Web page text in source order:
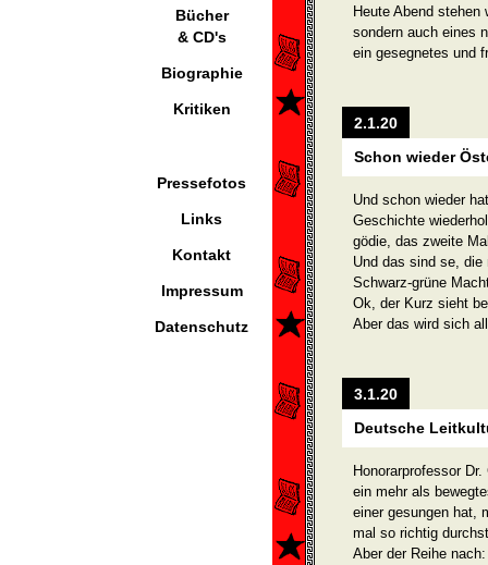
Bücher
& CD's
Biographie
Kritiken
Pressefotos
Links
Kontakt
Impressum
Datenschutz
Heute Abend
sondern auch eines
ein gesegnetes und
2.1.20
Schon wieder
Und schon wieder
Geschichte
gödie, das zweite
Und das sind se,
Schwarz-grüne
Ok, der Kurz sieht
Aber das wird sich
3.1.20
Deutsche
Honorarprofessor
ein mehr als
einer gesungen hat,
mal so richtig
Aber der Reihe